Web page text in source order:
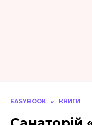
EASYBOOK » КНИГИ